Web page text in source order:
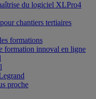
du logiciel XLPro4
chantiers tertiaires
formations
formation innoval en ligne
proche